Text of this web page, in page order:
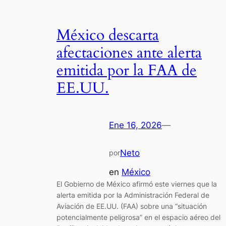
México descarta
afectaciones ante alerta
emitida por la FAA de
EE.UU.
Ene 16, 2026—
porNeto
en México
El Gobierno de México afirmó este viernes que la
alerta emitida por la Administración Federal de
Aviación de EE.UU. (FAA) sobre una “situación
potencialmente peligrosa” en el espacio aéreo del